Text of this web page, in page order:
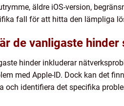
äldre iOS-version,
fall för att hitta den lämpliga
de vanligaste
hinder inkluderar
med Apple-ID. Dock kan det
och identifiera det specifika